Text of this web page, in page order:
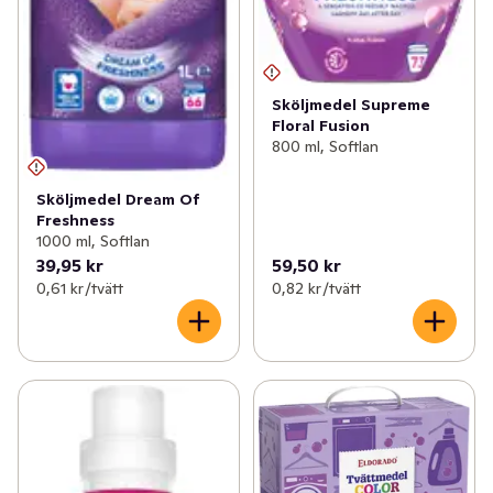
Sköljmedel Dream Of
Freshness
1000 ml, Softlan
39,95 kr
0,61 kr /tvätt
Sköljmedel Supreme
Floral Fusion
800 ml, Softlan
59,50 kr
0,82 kr /tvätt